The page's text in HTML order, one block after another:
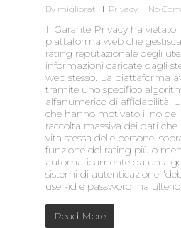
By migliorati Privacy No
Il Garante Privacy ha vietato
piattaforma web che
rating reputazionale degli
informazioni caricate dagli
web stesso. La piattaforma
tramite uno specifico
alfanumerico di affidabilità.
che hanno motivato il no del
raccolta massiva dei dati che
vita stessa delle persone,
funzione del rating più o
automaticamente da un
sistemi di autenticazione
user-id e password, ha
Read More